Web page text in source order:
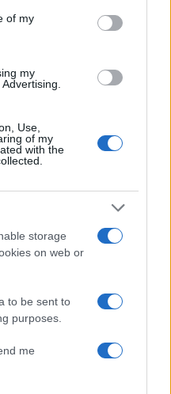
of my
my
Use,
of my
with the
storage
on web or
to be sent to
purposes.
me
στην Ελπίδα
κόμμα»
Πότε μπορεί να
να επιβληθεί
τις γονικές παροχές
-
ραντεβού του
νοσοκομείου
το μηχανάκι του
μειώσεις τιμών –
πρωτοβουλία,